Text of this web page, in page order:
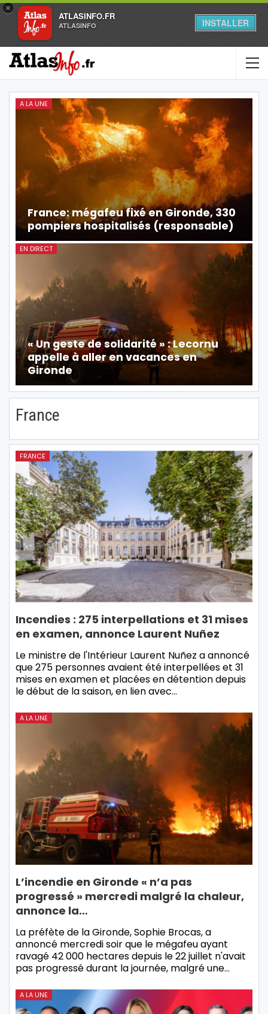
×
ATLASINFO.FR
ATLASINFO INSTALLER
A LA UNE
France: mégafeu fixé en Gironde, 330
pompiers hospitalisés (responsable)
EN DIRECT
« Un geste de solidarité » : Lecornu
appelle à aller en vacances en
Gironde
France
FRANCE
Incendies : 275 interpellations et 31 mises
en examen, annonce Laurent Nuñez
Le ministre de l'Intérieur Laurent Nuñez a annoncé
que 275 personnes avaient été interpellées et 31
mises en examen et placées en détention depuis
le début de la saison, en lien avec…
A LA UNE
L’incendie en Gironde « n’a pas
progressé » mercredi malgré la chaleur,
annonce la…
La préfète de la Gironde, Sophie Brocas, a
annoncé mercredi soir que le mégafeu ayant
ravagé 42 000 hectares depuis le 22 juillet n'avait
pas progressé durant la journée, malgré une…
A LA UNE